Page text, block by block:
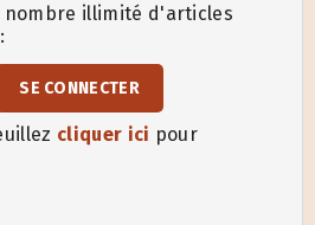
nombre illimité d'articles
SE CONNECTER
cliquer ici pour